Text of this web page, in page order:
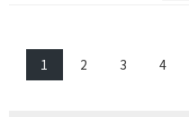
1 2 3 4